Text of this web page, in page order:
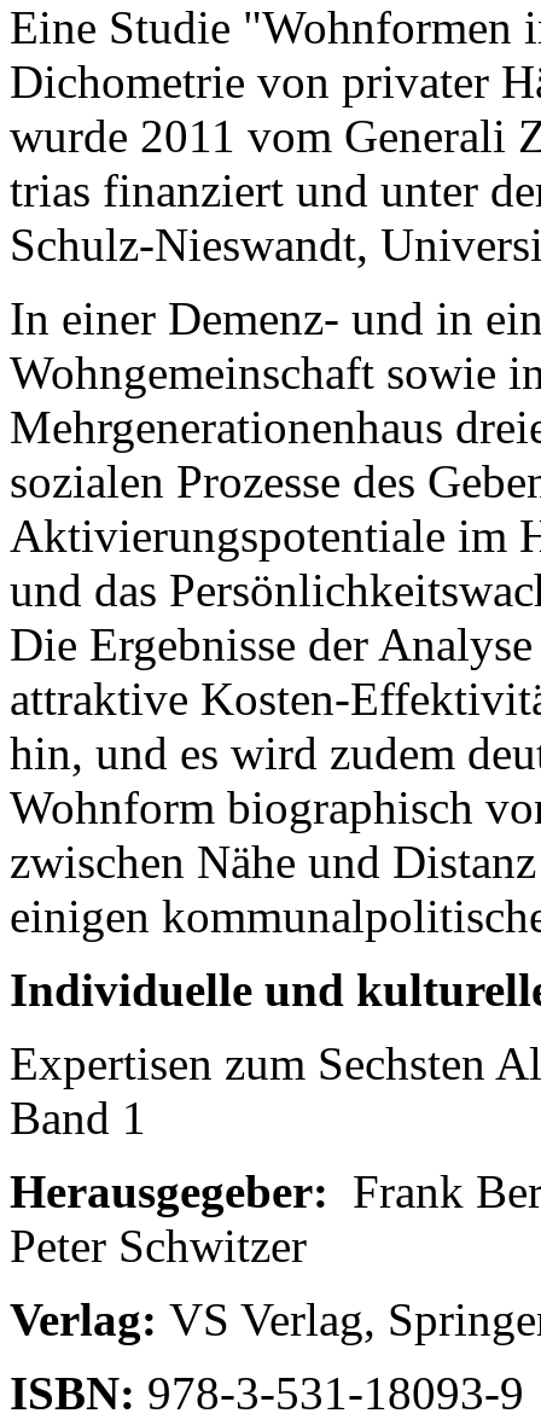
Eine Studie "Wohnformen
Dichometrie von privater
wurde 2011 vom Generali
trias finanziert und unter
Schulz-Nieswandt,
In einer Demenz- und in
Wohngemeinschaft sowie
Mehrgenerationenhaus
sozialen Prozesse des
Aktivierungspotentiale im
und das
Die Ergebnisse der
attraktive Kosten-
hin, und es wird zudem
Wohnform biographisch
zwischen Nähe und
einigen
Individuelle und
Expertisen zum Sechsten
Band 1
Herausgegeber: Frank
Peter Schwitzer
Verlag: VS Verlag,
ISBN: 978-3-531-18093-9